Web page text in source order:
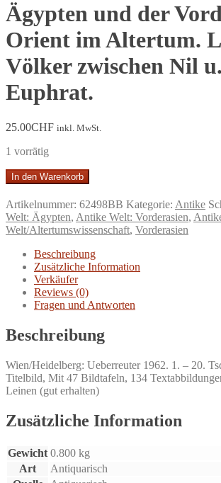
Ägypten und der
Orient im Altertum.
Völker zwischen Nil u.
Euphrat.
25.00CHF inkl. MwSt.
1 vorrätig
Ägypten
und
der
Vordere
Orient
im
Altertum.
Länder
Völker
zwischen
u.
Euphrat.
In den Warenkorb
Artikelnummer: 62498BB Kategorie: Antike
Welt: Ägypten, Antike Welt: Vorderasien,
Welt/Altertumswissenschaft, Vorderasien
Beschreibung
Zusätzliche Information
Verkäufer
Reviews (0)
Fragen und Antworten
Beschreibung
Wien/Heidelberg: Ueberreuter 1962. 1. – 20.
Titelbild, Mit 47 Bildtafeln, 134
Leinen (gut erhalten)
Zusätzliche Information
Gewicht 0.800 kg
Art
Antiquarisch